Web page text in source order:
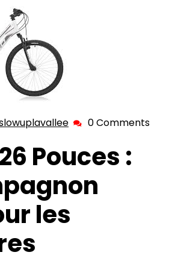
slowuplavallee
0 Comments
Pouces :
les